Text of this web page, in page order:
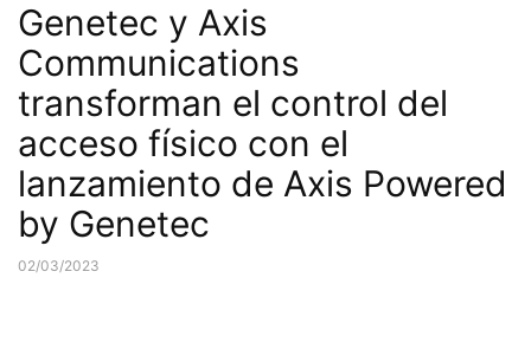
Genetec y Axis
Communications
transforman el control del
acceso físico con el
lanzamiento de Axis Powered
by Genetec
02/03/2023